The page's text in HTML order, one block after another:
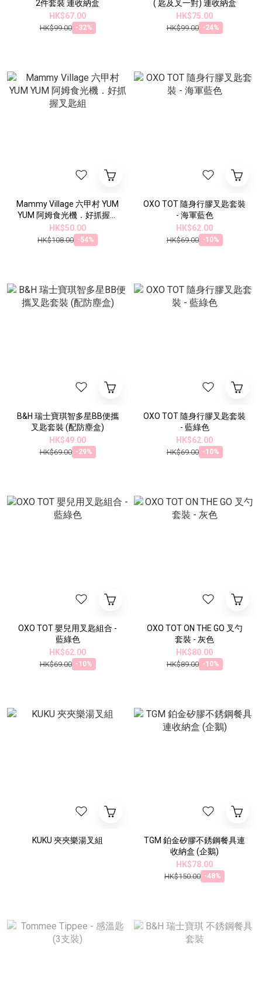
2件套裝 連收納盒
HK$67.00
HK$99.00 -32%
( 匙及叉一對) 連收納盒
HK$75.00
HK$99.00 -24%
Mammy Village 六甲村 YUM
YUM 阿姆食光機．好抓握叉
匙組
HK$50.00
HK$108.00 -54%
OXO TOT 隨身行膠叉匙套裝
- 海軍藍色
HK$62.00
HK$69.00 -10%
B&H 瑞士寶琪智多星BB便攜
叉匙套裝 (配防塵盒)
HK$49.00
HK$69.00 -29%
OXO TOT 隨身行膠叉匙套裝
- 藍綠色
HK$62.00
HK$69.00 -10%
OXO TOT 嬰兒用叉匙組合 -
藍綠色
HK$62.00
HK$69.00 -10%
OXO TOT ON THE GO 叉勺
套裝 - 灰色
HK$80.00
HK$89.00 -10%
KUKU 夾夾樂湯叉組
TGM 鉑金矽膠不銹鋼餐具連
收納盒 (企鵝)
HK$78.00
HK$150.00 -48%